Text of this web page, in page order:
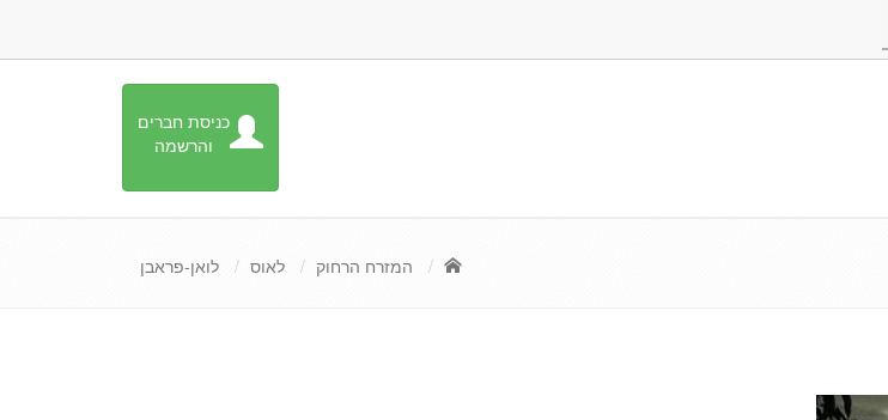
כניסת חברים
והרשמה
המזרח הרחוק לאוס לואן-פראבן